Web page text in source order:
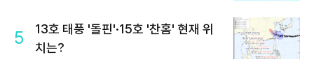
5
13호 태풍 '돌핀'·15호 '찬홈' 현재 위
치는?